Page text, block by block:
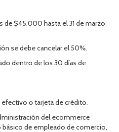
de $45.000 hasta el 31 de marzo
se debe cancelar el 50%.
dentro de los 30 días de
o tarjeta de crédito.
del ecommerce
de empleado de comercio,